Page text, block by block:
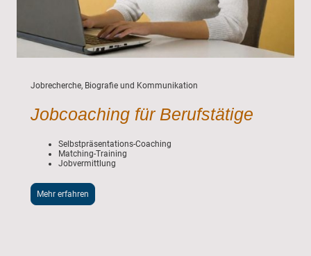
Jobrecherche, Biografie und Kommunikation
Jobcoaching für Berufstätige
Selbstpräsentations-Coaching
Matching-Training
Jobvermittlung
Mehr erfahren